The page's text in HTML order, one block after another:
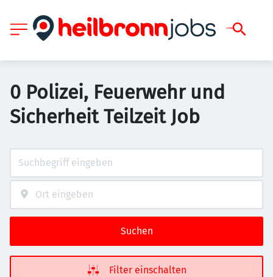
0 Polizei, Feuerwehr und
Sicherheit Teilzeit Job
Suchen
Filter einschalten